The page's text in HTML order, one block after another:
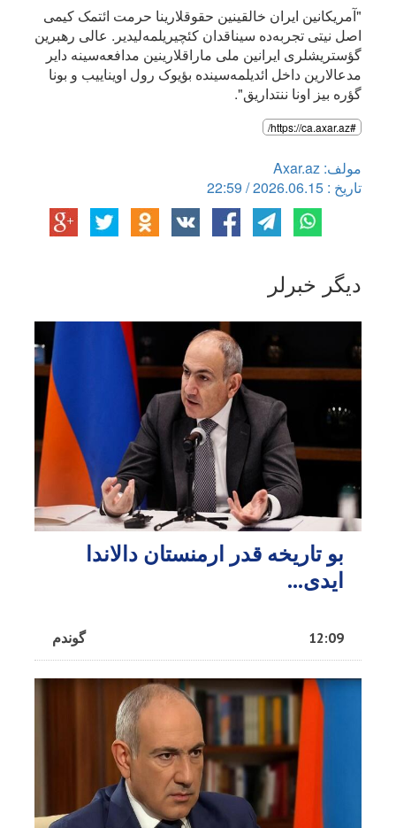
"آمریکانین ایران خالقینین حقوقلارینا حرمت ائتمک کیمی
اصل نیتی تجربه‌ده سیناقدان کئچیریلمه‌لیدیر. عالی رهبرین
گؤستریشلری ایرانین ملی ماراقلارینین مدافعه‌سینه دایر
مدعالارین داخل ائدیلمه‌سینده بؤیوک رول اویناییب و بونا
گؤره بیز اونا ننتداریق".
#https://ca.axar.az/
مولف: Axar.az
تاریخ : 2026.06.15 / 22:59
دیگر خبرلر
بو تاریخه قدر ارمنستان دالاندا
ایدی...
گوندم 12:09